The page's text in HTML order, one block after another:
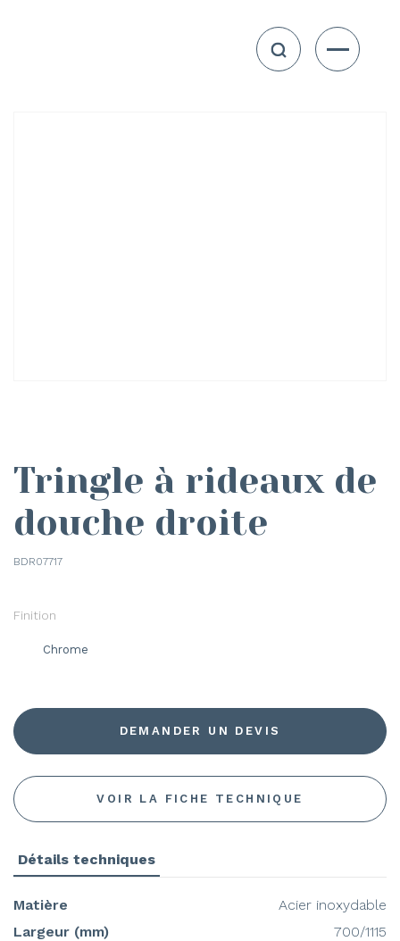
Tringle à rideaux de
douche droite
BDR07717
Finition
Chrome
DEMANDER UN DEVIS
VOIR LA FICHE TECHNIQUE
Détails techniques
Matière
Acier inoxydable
Largeur (mm)
700/1115